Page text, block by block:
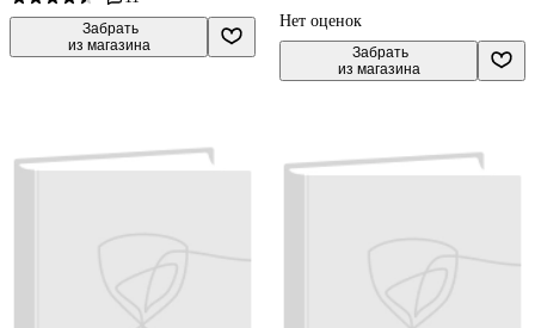
Забрать
из магазина
Нет оценок
Забрать
из магазина